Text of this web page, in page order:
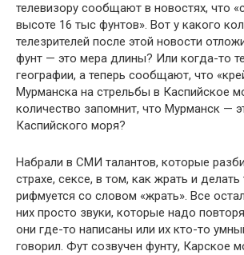
телевизору сообщают в но­востях, что
высоте 16 тыс фунтов». Вот у какого
телезрителей после этой новости
фунт — это мера длины? Или когда-то
географии, а теперь сообщают, что
Мурманска на стрельбы в Каспийское
количество запомнит, что Мурманск —
Каспийского моря?
Набрали в СМИ талантов, которые
стра­хе, сексе, в том, как жрать и делать
рифмуется со словом «жрать». Все
них просто звуки, которые надо
они где-то написаны или их кто-то
говорил. Фут созвучен фунту, Карское